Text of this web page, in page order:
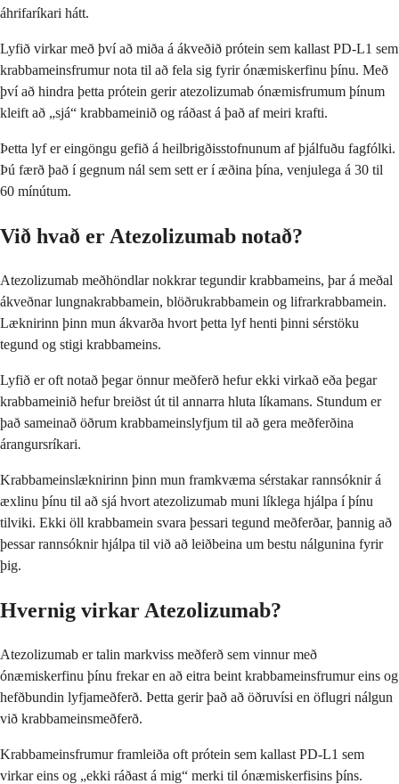
áhrifaríkari hátt.
Lyfið virkar með því að miða á ákveðið prótein sem kallast PD-L1 sem
krabbameinsfrumur nota til að fela sig fyrir ónæmiskerfinu þínu. Með
því að hindra þetta prótein gerir atezolizumab ónæmisfrumum þínum
kleift að „sjá“ krabbameinið og ráðast á það af meiri krafti.
Þetta lyf er eingöngu gefið á heilbrigðisstofnunum af þjálfuðu fagfólki.
Þú færð það í gegnum nál sem sett er í æðina þína, venjulega á 30 til
60 mínútum.
Við hvað er Atezolizumab notað?
Atezolizumab meðhöndlar nokkrar tegundir krabbameins, þar á meðal
ákveðnar lungnakrabbamein, blöðrukrabbamein og lifrarkrabbamein.
Læknirinn þinn mun ákvarða hvort þetta lyf henti þinni sérstöku
tegund og stigi krabbameins.
Lyfið er oft notað þegar önnur meðferð hefur ekki virkað eða þegar
krabbameinið hefur breiðst út til annarra hluta líkamans. Stundum er
það sameinað öðrum krabbameinslyfjum til að gera meðferðina
árangursríkari.
Krabbameinslæknirinn þinn mun framkvæma sérstakar rannsóknir á
æxlinu þínu til að sjá hvort atezolizumab muni líklega hjálpa í þínu
tilviki. Ekki öll krabbamein svara þessari tegund meðferðar, þannig að
þessar rannsóknir hjálpa til við að leiðbeina um bestu nálgunina fyrir
þig.
Hvernig virkar Atezolizumab?
Atezolizumab er talin markviss meðferð sem vinnur með
ónæmiskerfinu þínu frekar en að eitra beint krabbameinsfrumur eins og
hefðbundin lyfjameðferð. Þetta gerir það að öðruvísi en öflugri nálgun
við krabbameinsmeðferð.
Krabbameinsfrumur framleiða oft prótein sem kallast PD-L1 sem
virkar eins og „ekki ráðast á mig“ merki til ónæmiskerfisins þíns.